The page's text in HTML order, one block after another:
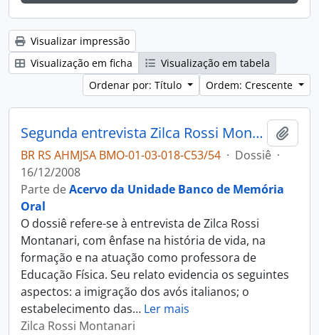
Visualizar impressão
Visualização em ficha
Visualização em tabela
Ordenar por: Título
Ordem: Crescente
Segunda entrevista Zilca Rossi Montanari
BR RS AHMJSA BMO-01-03-018-C53/54 · Dossiê ·
16/12/2008
Parte deAcervo da Unidade Banco de Memória
Oral
O dossiê refere-se à entrevista de Zilca Rossi
Montanari, com ênfase na história de vida, na
formação e na atuação como professora de
Educação Física. Seu relato evidencia os seguintes
aspectos: a imigração dos avós italianos; o
estabelecimento das… Ler mais
Zilca Rossi Montanari